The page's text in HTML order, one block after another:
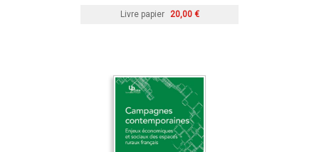
Livre papier 20,00 €